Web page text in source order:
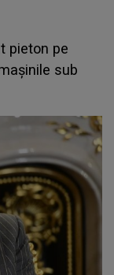
pieton pe
sub